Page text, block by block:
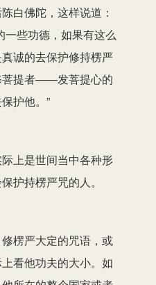
白佛陀，这样说道：
一些功德，如果有这么
诚的去保护修持楞严
菩提者——发菩提心的
护他。”
上是世间当中各种形
护持楞严咒的人。
楞严大定的咒语，或
看他功夫的大小。如